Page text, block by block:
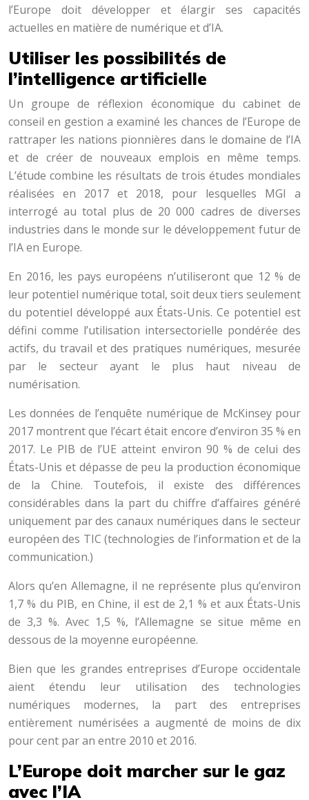
l’Europe doit développer et élargir ses capacités
actuelles en matière de numérique et d’IA.
Utiliser les possibilités de
l’intelligence artificielle
Un groupe de réflexion économique du cabinet de
conseil en gestion a examiné les chances de l’Europe de
rattraper les nations pionnières dans le domaine de l’IA
et de créer de nouveaux emplois en même temps.
L’étude combine les résultats de trois études mondiales
réalisées en 2017 et 2018, pour lesquelles MGI a
interrogé au total plus de 20 000 cadres de diverses
industries dans le monde sur le développement futur de
l’IA en Europe.
En 2016, les pays européens n’utiliseront que 12 % de
leur potentiel numérique total, soit deux tiers seulement
du potentiel développé aux États-Unis. Ce potentiel est
défini comme l’utilisation intersectorielle pondérée des
actifs, du travail et des pratiques numériques, mesurée
par le secteur ayant le plus haut niveau de
numérisation.
Les données de l’enquête numérique de McKinsey pour
2017 montrent que l’écart était encore d’environ 35 % en
2017. Le PIB de l’UE atteint environ 90 % de celui des
États-Unis et dépasse de peu la production économique
de la Chine. Toutefois, il existe des différences
considérables dans la part du chiffre d’affaires généré
uniquement par des canaux numériques dans le secteur
européen des TIC (technologies de l’information et de la
communication.)
Alors qu’en Allemagne, il ne représente plus qu’environ
1,7 % du PIB, en Chine, il est de 2,1 % et aux États-Unis
de 3,3 %. Avec 1,5 %, l’Allemagne se situe même en
dessous de la moyenne européenne.
Bien que les grandes entreprises d’Europe occidentale
aient étendu leur utilisation des technologies
numériques modernes, la part des entreprises
entièrement numérisées a augmenté de moins de dix
pour cent par an entre 2010 et 2016.
L’Europe doit marcher sur le gaz
avec l’IA